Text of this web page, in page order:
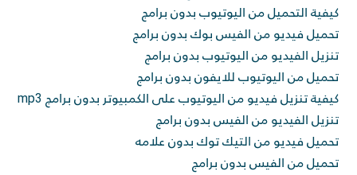
كيفية التحميل من اليوتيوب بدون برامج
تحميل فيديو من الفيس بوك بدون برامج
تنزيل الفيديو من اليوتيوب بدون برامج
تحميل من اليوتيوب للايفون بدون برامج
كيفية تنزيل فيديو من اليوتيوب على الكمبيوتر بدون برامج mp3
تنزيل الفيديو من الفيس بدون برامج
تحميل فيديو من التيك توك بدون علامه
تحميل من الفيس بدون برامج